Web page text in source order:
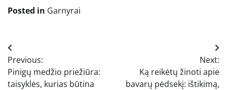
Posted in Garnyrai
Navigacija
tarp
įrašų
Previous:
Pinigų medžio priežiūra:
taisyklės, kurias būtina
Next:
Ką reikėtų žinoti apie
bavarų pėdsekį: ištikimą,